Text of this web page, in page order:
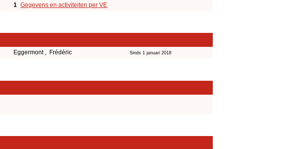
1 Gegevens en activiteiten per VE
Eggermont , Frédéric Sinds 1 januari 2018